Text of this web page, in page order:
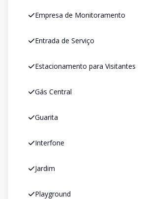
Empresa de Monitoramento
Entrada de Serviço
Estacionamento para Visitantes
Gás Central
Guarita
Interfone
Jardim
Playground